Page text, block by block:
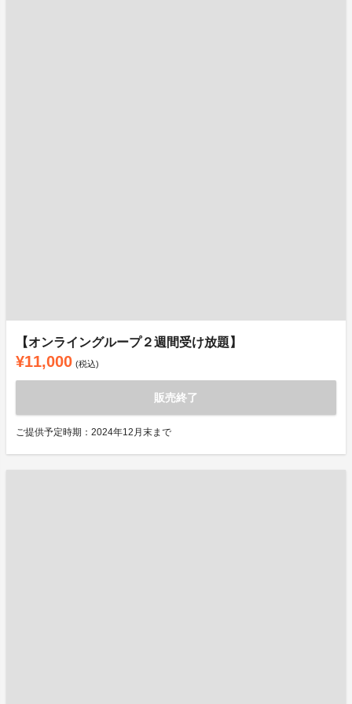
【オンライングループ２週間受け放題】
¥11,000 (税込)
販売終了
ご提供予定時期：2024年12月末まで